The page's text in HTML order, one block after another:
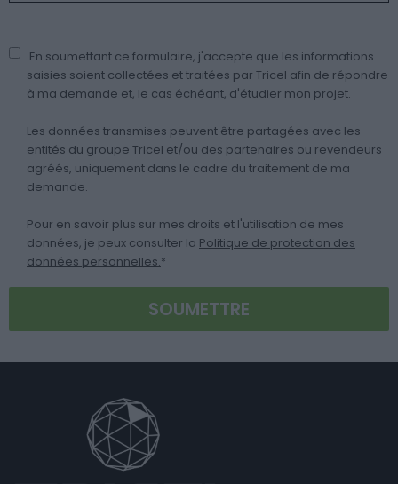
En soumettant ce formulaire, j'accepte que les informations
saisies soient collectées et traitées par Tricel afin de répondre
à ma demande et, le cas échéant, d'étudier mon projet.
Les données transmises peuvent être partagées avec les
entités du groupe Tricel et/ou des partenaires ou revendeurs
agréés, uniquement dans le cadre du traitement de ma
demande.
Pour en savoir plus sur mes droits et l'utilisation de mes
données, je peux consulter la Politique de protection des
données personnelles.*